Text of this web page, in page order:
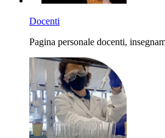
Docenti
Pagina personale docenti,